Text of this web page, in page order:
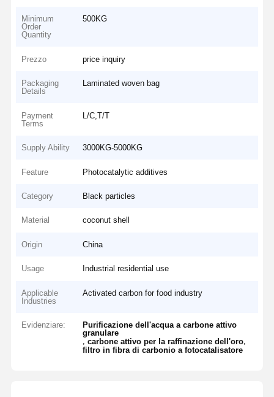
Minimum
Order
Quantity
500KG
Prezzo price inquiry
Packaging
Details
Laminated woven bag
Payment
Terms
L/C,T/T
Supply Ability 3000KG-5000KG
Feature Photocatalytic additives
Category Black particles
Material coconut shell
Origin China
Usage Industrial residential use
Applicable
Industries
Activated carbon for food industry
Evidenziare:
Purificazione dell'acqua a carbone attivo
granulare
,carbone attivo per la raffinazione dell'oro,
filtro in fibra di carbonio a fotocatalisatore